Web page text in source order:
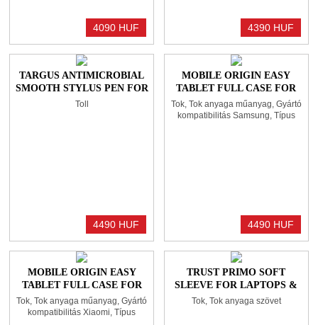
4090 HUF 4390 HUF
TARGUS ANTIMICROBIAL
SMOOTH STYLUS PEN FOR
SMARTPHONES AND
Toll
4490 HUF
MOBILE ORIGIN EASY
TABLET FULL CASE FOR
GALAXY TAB S10 FE+
BLACK
Tok, Tok anyaga műanyag, Gyártó
kompatibilitás Samsung, Típus
4490 HUF
MOBILE ORIGIN EASY
TABLET FULL CASE FOR
XIAOMI REDMI PAD PRO
BLACK
Tok, Tok anyaga műanyag, Gyártó
kompatibilitás Xiaomi, Típus
TRUST PRIMO SOFT
SLEEVE FOR LAPTOPS &
TABLETS 11,6" BLACK
Tok, Tok anyaga szövet